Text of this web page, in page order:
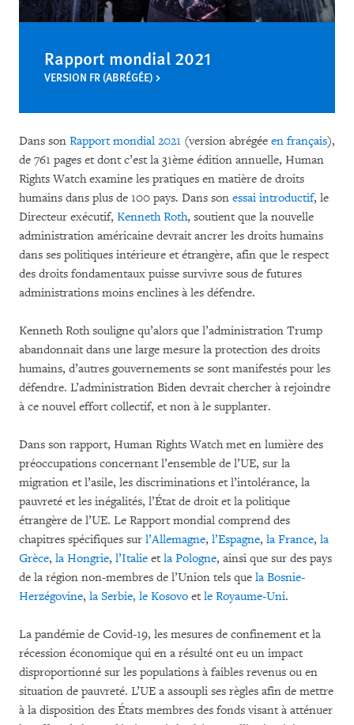
Rapport mondial 2021
VERSION FR (ABRÉGÉE)
Dans son Rapport mondial 2021 (version abrégée en français),
de 761 pages et dont c’est la 31ème édition annuelle, Human
Rights Watch examine les pratiques en matière de droits
humains dans plus de 100 pays. Dans son essai introductif, le
Directeur exécutif, Kenneth Roth, soutient que la nouvelle
administration américaine devrait ancrer les droits humains
dans ses politiques intérieure et étrangère, afin que le respect
des droits fondamentaux puisse survivre sous de futures
administrations moins enclines à les défendre.
Kenneth Roth souligne qu’alors que l’administration Trump
abandonnait dans une large mesure la protection des droits
humains, d’autres gouvernements se sont manifestés pour les
défendre. L’administration Biden devrait chercher à rejoindre
à ce nouvel effort collectif, et non à le supplanter.
Dans son rapport, Human Rights Watch met en lumière des
préoccupations concernant l’ensemble de l’UE, sur la
migration et l’asile, les discriminations et l’intolérance, la
pauvreté et les inégalités, l’État de droit et la politique
étrangère de l’UE. Le Rapport mondial comprend des
chapitres spécifiques sur l’Allemagne, l’Espagne, la France, la
Grèce, la Hongrie, l’Italie et la Pologne, ainsi que sur des pays
de la région non-membres de l’Union tels que la Bosnie-
Herzégovine, la Serbie, le Kosovo et le Royaume-Uni.
La pandémie de Covid-19, les mesures de confinement et la
récession économique qui en a résulté ont eu un impact
disproportionné sur les populations à faibles revenus ou en
situation de pauvreté. L’UE a assoupli ses règles afin de mettre
à la disposition des États membres des fonds visant à atténuer